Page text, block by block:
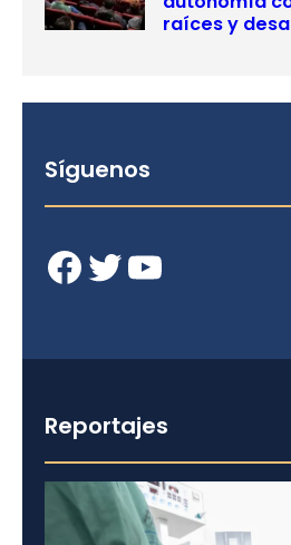
raíces y
Síguenos
Facebook Twitter YouTube
Reportajes